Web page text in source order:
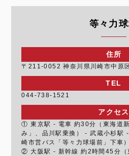
等々力
住所
〒211-0052 神奈川県川崎市中原
TEL
044-738-1521
アクセス
① 東京駅 - 電車 約30分（東海道
み」、品川駅乗換） - 武蔵小杉駅
崎市営バス「等々力球場前」下車
② 大阪駅 - 新幹線 約2時間45分（